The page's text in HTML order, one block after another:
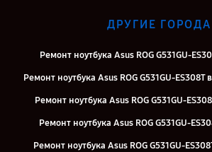
ДРУГИЕ ГОРОДА
Ремонт ноутбука Asus ROG G531GU-
Ремонт ноутбука Asus ROG G531GU-
Ремонт ноутбука Asus ROG G531GU-
Ремонт ноутбука Asus ROG G531GU-
Ремонт ноутбука Asus ROG G531GU-